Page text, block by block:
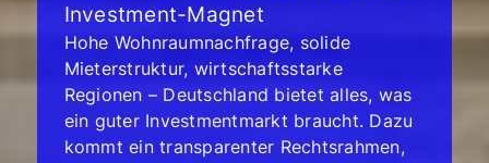
Investment-Magnet
Hohe Wohnraumnachfrage, solide
Mieterstruktur, wirtschaftsstarke
Regionen – Deutschland bietet alles, was
ein guter Investmentmarkt braucht. Dazu
kommt ein transparenter Rechtsrahmen,